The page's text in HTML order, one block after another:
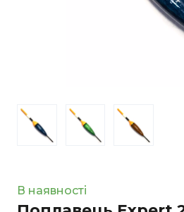
В наявності